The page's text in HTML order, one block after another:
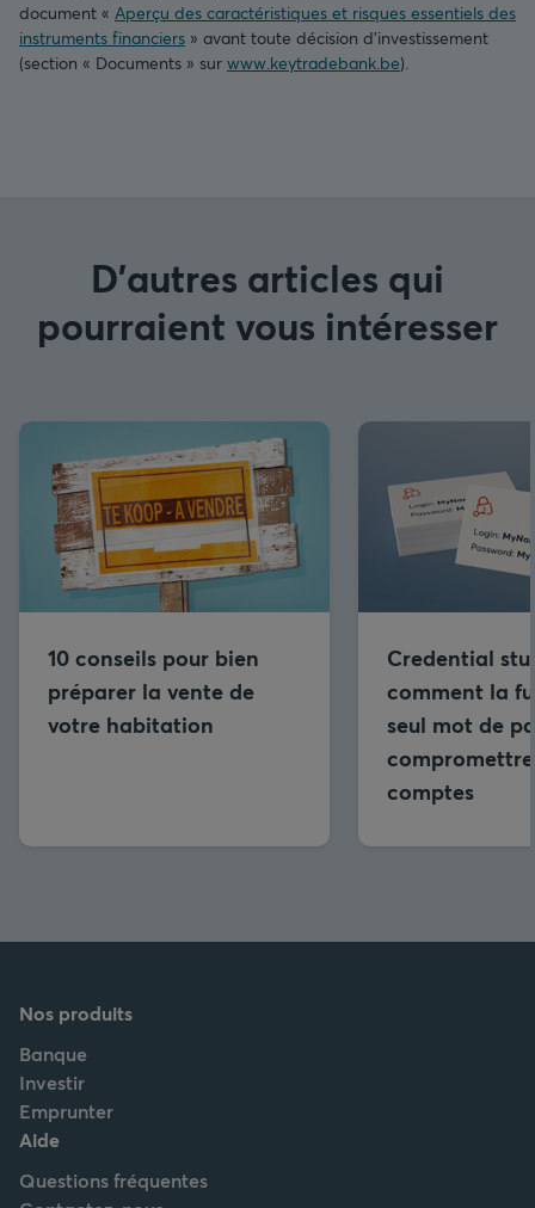
document « Aperçu des caractéristiques et risques essentiels des
instruments financiers » avant toute décision d’investissement
(section « Documents » sur www.keytradebank.be).
D'autres articles qui
pourraient vous intéresser
10 conseils pour bien
préparer la vente de
votre habitation
Credential
comment la
seul mot de
comptes
Nos produits
Banque
Investir
Emprunter
Aide
Questions fréquentes